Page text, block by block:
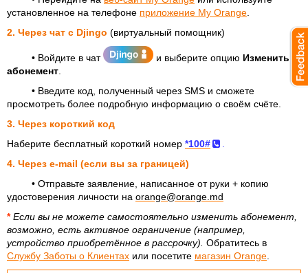
установленное на телефоне приложение My Orange
2. Через чат с Djingo (виртуальный помощник)
• Войдите в чат и выберите опцию Изменить
абонемент
• Введите код, полученный через SMS и сможете
просмотреть более подробную информацию о своём счёте.
3. Через короткий код
Наберите бесплатный короткий номер *100#
4. Через e-mail (если вы за границей)
• Отправьте заявление , написанное от руки + копию
удостоверения личности на orange@orange.md
*Если вы не можете самостоятельно изменить абонемент,
возможно, есть активное ограничение (например,
устройство приобретённое в рассрочку). Обратитесь в
Службу Заботы о Клиентах или посетите магазин Orange